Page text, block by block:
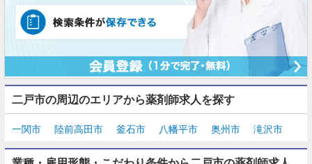
二戸市の周辺のエリアから薬剤師求人を探す
一関市 陸前高田市 釜石市 八幡平市 奥州市 滝沢市